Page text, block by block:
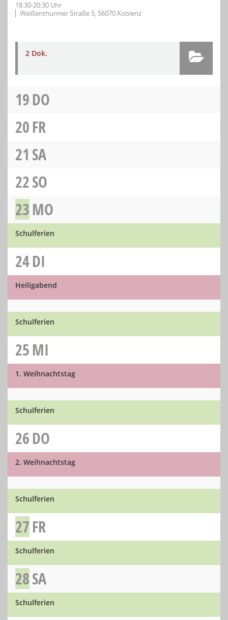
18:30-20:30 Uhr
Weißenthurmer Straße 5, 56070 Koblenz
2 Dok.
19DO
20FR
21 SA
22SO
23MO
Schulferien
24DI
Heiligabend
Schulferien
25MI
1. Weihnachtstag
Schulferien
26DO
2. Weihnachtstag
Schulferien
27FR
Schulferien
28SA
Schulferien